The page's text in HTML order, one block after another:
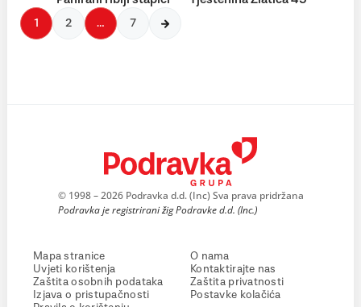
1 2 … 7
© 1998 – 2026 Podravka d.d. (Inc) Sva prava pridržana
Podravka je registrirani žig Podravke d.d. (Inc.)
Mapa stranice
Uvjeti korištenja
Zaštita osobnih podataka
Izjava o pristupačnosti
O nama
Kontaktirajte nas
Zaštita privatnosti
Postavke kolačića